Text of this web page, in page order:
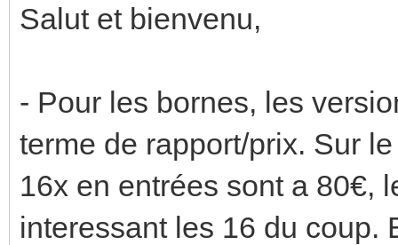
Salut et bienvenu,
- Pour les bornes, les
terme de rapport/prix. Sur
16x en entrées sont a 80€,
interessant les 16 du coup.